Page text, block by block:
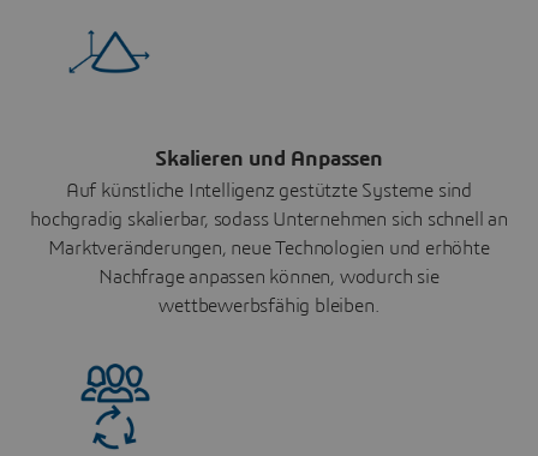
Skalieren und Anpassen
Auf künstliche Intelligenz gestützte Systeme sind
hochgradig skalierbar, sodass Unternehmen sich schnell an
Marktveränderungen, neue Technologien und erhöhte
Nachfrage anpassen können, wodurch sie
wettbewerbsfähig bleiben.